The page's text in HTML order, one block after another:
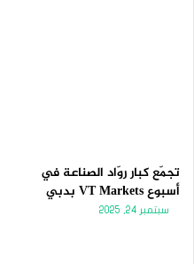
تجمّع كبار روّاد الصناعة في
أسبوع VT Markets بدبي
سبتمبر 24, 2025